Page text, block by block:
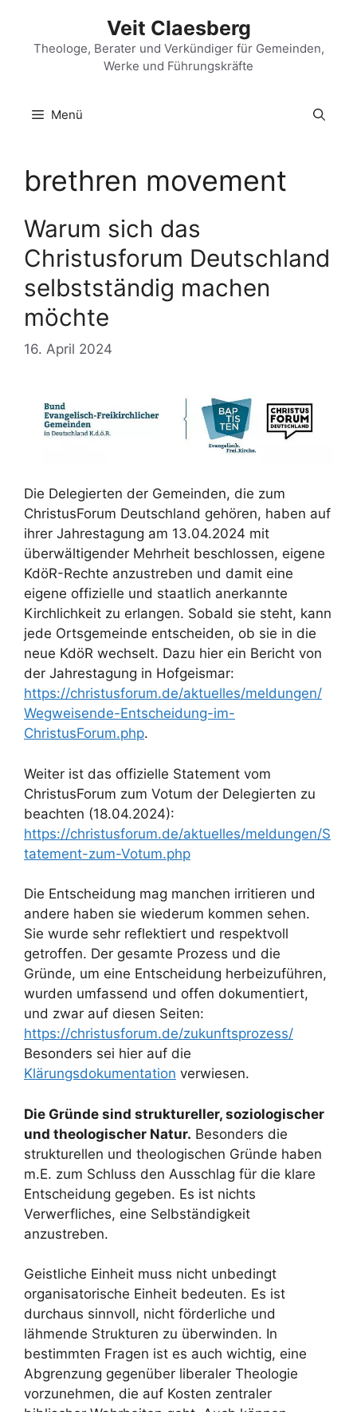
springen
Veit Claesberg
Theologe, Berater und Verkündiger für Gemeinden,
Werke und Führungskräfte
Menü
brethren movement
Warum sich das
Christusforum Deutschland
selbstständig machen
möchte
16. April 2024
Die Delegierten der Gemeinden, die zum
ChristusForum Deutschland gehören, haben auf
ihrer Jahrestagung am 13.04.2024 mit
überwältigender Mehrheit beschlossen, eigene
KdöR-Rechte anzustreben und damit eine
eigene offizielle und staatlich anerkannte
Kirchlichkeit zu erlangen. Sobald sie steht, kann
jede Ortsgemeinde entscheiden, ob sie in die
neue KdöR wechselt. Dazu hier ein Bericht von
der Jahrestagung in Hofgeismar:
https://christusforum.de/aktuelles/meldungen/
Wegweisende-Entscheidung-im-
ChristusForum.php.
Weiter ist das offizielle Statement vom
ChristusForum zum Votum der Delegierten zu
beachten (18.04.2024):
https://christusforum.de/aktuelles/meldungen/S
tatement-zum-Votum.php
Die Entscheidung mag manchen irritieren und
andere haben sie wiederum kommen sehen.
Sie wurde sehr reflektiert und respektvoll
getroffen. Der gesamte Prozess und die
Gründe, um eine Entscheidung herbeizuführen,
wurden umfassend und offen dokumentiert,
und zwar auf diesen Seiten:
https://christusforum.de/zukunftsprozess/
Besonders sei hier auf die
Klärungsdokumentation verwiesen.
Die Gründe sind struktureller, soziologischer
und theologischer Natur. Besonders die
strukturellen und theologischen Gründe haben
m.E. zum Schluss den Ausschlag für die klare
Entscheidung gegeben. Es ist nichts
Verwerfliches, eine Selbständigkeit
anzustreben.
Geistliche Einheit muss nicht unbedingt
organisatorische Einheit bedeuten. Es ist
durchaus sinnvoll, nicht förderliche und
lähmende Strukturen zu überwinden. In
bestimmten Fragen ist es auch wichtig, eine
Abgrenzung gegenüber liberaler Theologie
vorzunehmen, die auf Kosten zentraler